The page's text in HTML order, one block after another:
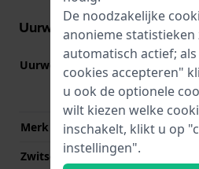
Uurwerk informatie
Uurwerk nr.
Merk uurwerk
Zwitsers uurwerk
De noodzakelijke
anonieme statistieken
automatisch actief;
cookies accepteren"
u ook de optionele
wilt kiezen welke
inschakelt, klikt u op
instellingen".